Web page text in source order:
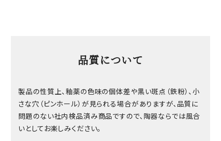
品質について
製品の性質上、釉薬の色味の個体差や黒い斑点（鉄粉）、小
さな穴（ピンホール）が見られる場合がありますが、品質に
問題のない社内検品済み商品ですので、陶器ならでは風合
いとしてお楽しみください。